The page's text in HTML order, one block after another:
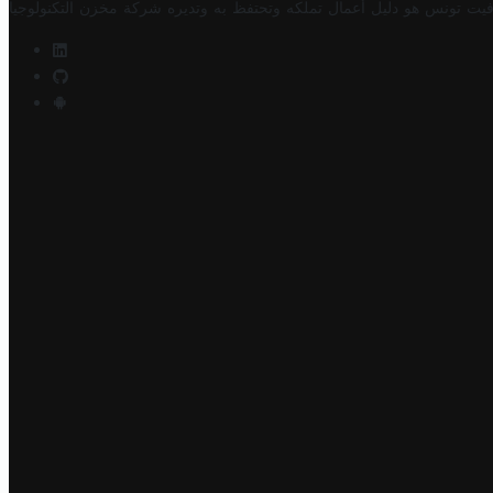
تونس هو دليل أعمال تملكه وتحتفظ به وتديره شركة مخزن التكنولوجيا